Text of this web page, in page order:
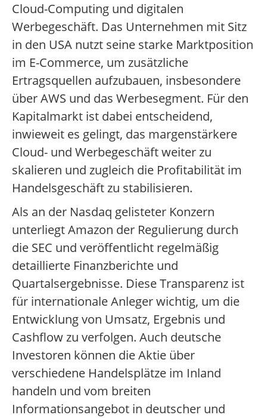
Cloud-Computing und digitalen
Werbegeschäft. Das Unternehmen mit Sitz
in den USA nutzt seine starke Marktposition
im E-Commerce, um zusätzliche
Ertragsquellen aufzubauen, insbesondere
über AWS und das Werbesegment. Für den
Kapitalmarkt ist dabei entscheidend,
inwieweit es gelingt, das margenstärkere
Cloud- und Werbegeschäft weiter zu
skalieren und zugleich die Profitabilität im
Handelsgeschäft zu stabilisieren.
Als an der Nasdaq gelisteter Konzern
unterliegt Amazon der Regulierung durch
die SEC und veröffentlicht regelmäßig
detaillierte Finanzberichte und
Quartalsergebnisse. Diese Transparenz ist
für internationale Anleger wichtig, um die
Entwicklung von Umsatz, Ergebnis und
Cashflow zu verfolgen. Auch deutsche
Investoren können die Aktie über
verschiedene Handelsplätze im Inland
handeln und vom breiten
Informationsangebot in deutscher und